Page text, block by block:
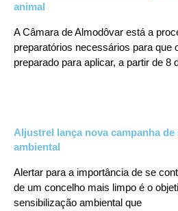
animal
A Câmara de Almodôvar está a
preparatórios necessários para que
preparado para aplicar, a partir de 8
Aljustrel lança nova campanha
ambiental
Alertar para a importância de se
de um concelho mais limpo é o
sensibilização ambiental que